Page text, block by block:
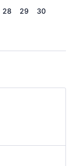
28 29 30